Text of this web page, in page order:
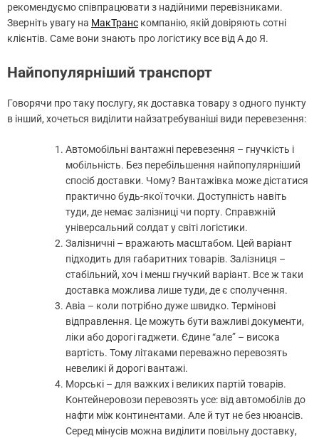
рекомендуємо співпрацювати з надійними перевізниками.
Зверніть увагу на МакТранс компанію, якій довіряють сотні
клієнтів. Саме вони знають про логістику все від А до Я.
Найпопулярніший транспорт
Говорячи про таку послугу, як доставка товару з одного пункту
в інший, хочеться виділити найзатребуваніші види перевезення:
Автомобільні вантажні перевезення – гнучкість і
мобільність. Без перебільшення найпопулярніший
спосіб доставки. Чому? Вантажівка може дістатися
практично будь-якої точки. Доступність навіть
туди, де немає залізниці чи порту. Справжній
універсальний солдат у світі логістики.
Залізничні – вражають масштабом. Цей варіант
підходить для габаритних товарів. Залізниця –
стабільний, хоч і менш гнучкий варіант. Все ж таки
доставка можлива лише туди, де є сполучення.
Авіа – коли потрібно дуже швидко. Термінові
відправлення. Це можуть бути важливі документи,
ліки або дорогі гаджети. Єдине “але” – висока
вартість. Тому літаками переважно перевозять
невеликі й дорогі вантажі.
Морські – для важких і великих партій товарів.
Контейнеровози перевозять усе: від автомобілів до
нафти між континентами. Але й тут не без нюансів.
Серед мінусів можна виділити повільну доставку,